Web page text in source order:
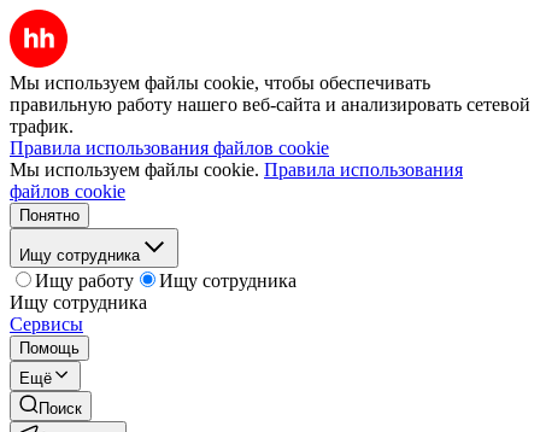
Мы используем файлы cookie, чтобы обеспечивать
правильную работу нашего веб-сайта и анализировать сетевой
трафик.
Правила использования файлов cookie
Мы используем файлы cookie. Правила использования
файлов cookie
Понятно
Ищу сотрудника
Ищу работу
Ищу сотрудника
Ищу сотрудника
Сервисы
Помощь
Ещё
Поиск